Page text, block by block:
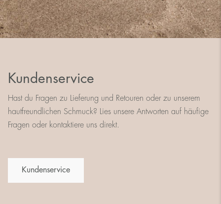
Kundenservice
Hast du Fragen zu Lieferung und Retouren oder zu unserem
hautfreundlichen Schmuck? Lies unsere Antworten auf häufige
Fragen oder kontaktiere uns direkt.
Kundenservice